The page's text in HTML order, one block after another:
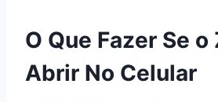
O Que Fazer Se o
Abrir No Celular